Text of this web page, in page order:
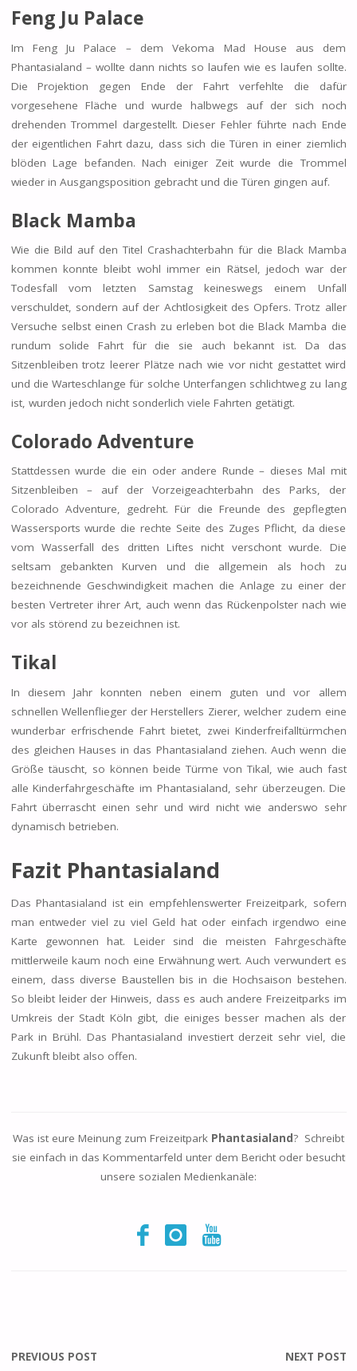
Feng Ju Palace
Im Feng Ju Palace – dem Vekoma Mad House aus dem
Phantasialand – wollte dann nichts so laufen wie es laufen sollte.
Die Projektion gegen Ende der Fahrt verfehlte die dafür
vorgesehene Fläche und wurde halbwegs auf der sich noch
drehenden Trommel dargestellt. Dieser Fehler führte nach Ende
der eigentlichen Fahrt dazu, dass sich die Türen in einer ziemlich
blöden Lage befanden. Nach einiger Zeit wurde die Trommel
wieder in Ausgangsposition gebracht und die Türen gingen auf.
Black Mamba
Wie die Bild auf den Titel Crashachterbahn für die Black Mamba
kommen konnte bleibt wohl immer ein Rätsel, jedoch war der
Todesfall vom letzten Samstag keineswegs einem Unfall
verschuldet, sondern auf der Achtlosigkeit des Opfers. Trotz aller
Versuche selbst einen Crash zu erleben bot die Black Mamba die
rundum solide Fahrt für die sie auch bekannt ist. Da das
Sitzenbleiben trotz leerer Plätze nach wie vor nicht gestattet wird
und die Warteschlange für solche Unterfangen schlichtweg zu lang
ist, wurden jedoch nicht sonderlich viele Fahrten getätigt.
Colorado Adventure
Stattdessen wurde die ein oder andere Runde – dieses Mal mit
Sitzenbleiben – auf der Vorzeigeachterbahn des Parks, der
Colorado Adventure, gedreht. Für die Freunde des gepflegten
Wassersports wurde die rechte Seite des Zuges Pflicht, da diese
vom Wasserfall des dritten Liftes nicht verschont wurde. Die
seltsam gebankten Kurven und die allgemein als hoch zu
bezeichnende Geschwindigkeit machen die Anlage zu einer der
besten Vertreter ihrer Art, auch wenn das Rückenpolster nach wie
vor als störend zu bezeichnen ist.
Tikal
In diesem Jahr konnten neben einem guten und vor allem
schnellen Wellenflieger der Herstellers Zierer, welcher zudem eine
wunderbar erfrischende Fahrt bietet, zwei Kinderfreifalltürmchen
des gleichen Hauses in das Phantasialand ziehen. Auch wenn die
Größe täuscht, so können beide Türme von Tikal, wie auch fast
alle Kinderfahrgeschäfte im Phantasialand, sehr überzeugen. Die
Fahrt überrascht einen sehr und wird nicht wie anderswo sehr
dynamisch betrieben.
Fazit Phantasialand
Das Phantasialand ist ein empfehlenswerter Freizeitpark, sofern
man entweder viel zu viel Geld hat oder einfach irgendwo eine
Karte gewonnen hat. Leider sind die meisten Fahrgeschäfte
mittlerweile kaum noch eine Erwähnung wert. Auch verwundert es
einem, dass diverse Baustellen bis in die Hochsaison bestehen.
So bleibt leider der Hinweis, dass es auch andere Freizeitparks im
Umkreis der Stadt Köln gibt, die einiges besser machen als der
Park in Brühl. Das Phantasialand investiert derzeit sehr viel, die
Zukunft bleibt also offen.
Was ist eure Meinung zum Freizeitpark Phantasialand? Schreibt
sie einfach in das Kommentarfeld unter dem Bericht oder besucht
unsere sozialen Medienkanäle:
PREVIOUS POST NEXT POST